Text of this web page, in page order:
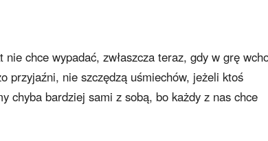
chce wypadać, zwłaszcza teraz, gdy w grę
przyjaźni, nie szczędzą uśmiechów, jeżeli ktoś
chyba bardziej sami z sobą, bo każdy z nas chce